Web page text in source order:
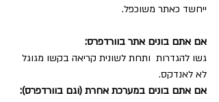
ייחשד כאתר משוכפל.
אם אתם בונים אתר בוורדפרס:
גשו להגדרות  ותחת לשונית קריאה בקשו מגוגל
לא לאנדקס.
אם אתם בונים במערכת אחרת (וגם בוורדפרס):